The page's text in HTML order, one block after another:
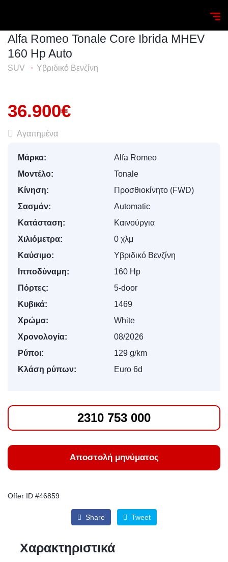
Alfa
Alfa Romeo Tonale Core Ibrida MHEV
160 Hp Auto
SUV Υβριδικό Βενζίνη
36.900€
Αγαπημένα
Μάρκα:
Alfa Romeo
Μοντέλο:
Tonale
Κίνηση:
Προσθιοκίνητο (FWD)
Σασμάν:
Automatic
Κατάσταση:
Καινούργια
Χιλιόμετρα:
0 χλμ
Καύσιμο:
Υβριδικό Βενζίνη
Ιπποδύναμη:
160 Hp
Πόρτες:
5-door
Κυβικά:
1469
Χρώμα:
White
Χρονολογία:
08/2026
Ρύποι:
129 g/km
Κλάση ρύπων:
Euro 6d
2310 753 000
Αποστολή μηνύματος
Offer ID #46859
Share Tweet
Χαρακτηριστικά